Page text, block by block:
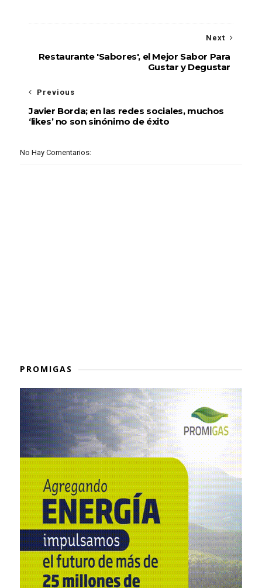
Next
Restaurante 'Sabores', el Mejor Sabor Para
Gustar y Degustar
Previous
Javier Borda; en las redes sociales, muchos
‘likes’ no son sinónimo de éxito
No Hay Comentarios:
PROMIGAS